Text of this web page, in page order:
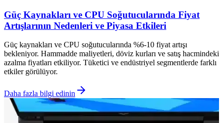
Güç Kaynakları ve CPU Soğutucularında Fiyat
Artışlarının Nedenleri ve Piyasa Etkileri
Güç kaynakları ve CPU soğutucularında %6-10 fiyat artışı
bekleniyor. Hammadde maliyetleri, döviz kurları ve satış hacmindeki
azalma fiyatları etkiliyor. Tüketici ve endüstriyel segmentlerde farklı
etkiler görülüyor.
Daha fazla bilgi edinin